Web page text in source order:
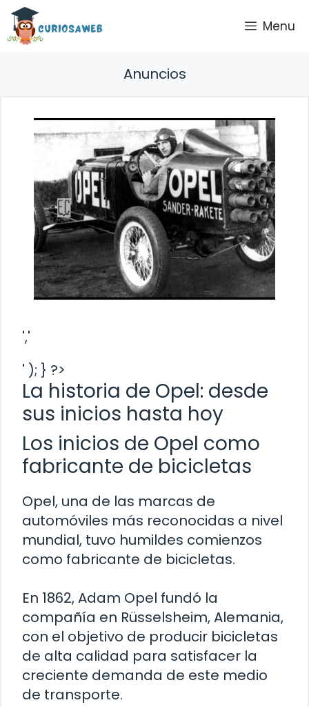
Saltar
contenido
Menu
Anuncios
','
' ); } ?>
La historia de Opel: desde
sus inicios hasta hoy
Los inicios de Opel como
fabricante de bicicletas
Opel, una de las marcas de
automóviles más reconocidas a nivel
mundial, tuvo humildes comienzos
como fabricante de bicicletas.
En 1862, Adam Opel fundó la
compañía en Rüsselsheim, Alemania,
con el objetivo de producir bicicletas
de alta calidad para satisfacer la
creciente demanda de este medio
de transporte.